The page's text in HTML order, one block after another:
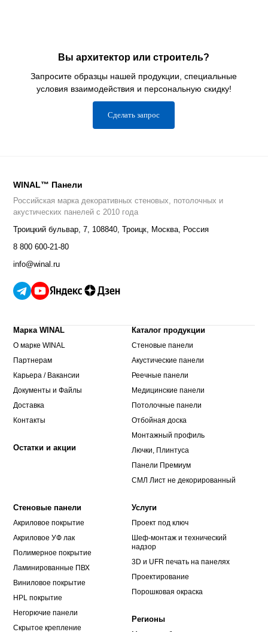
Вы архитектор или строитель?
Запросите образцы нашей продукции, специальные
условия взаимодействия и персональную скидку!
Сделать запрос
WINAL™ Панели
Российская марка декоративных стеновых, потолочных и
акустических панелей с 2010 года
Троицкий бульвар, 7 108840 ,Троицк, Москва, Россия
8 800 600-21-80
info@winal.ru
Марка WINAL
О марке WINAL
Партнерам
Карьера / Вакансии
Документы и Файлы
Доставка
Контакты
Остатки и акции
Каталог продукции
Стеновые панели
Акустические панели
Реечные панели
Медицинские панели
Потолочные панели
Отбойная доска
Монтажный профиль
Лючки, Плинтуса
Панели Премиум
СМЛ Лист не декорированный
Стеновые панели
Акриловое покрытие
Акриловое УФ лак
Полимерное покрытие
Ламинированные ПВХ
Виниловое покрытие
HPL покрытие
Негорючие панели
Скрытое крепление
Услуги
Проект под ключ
Шеф-монтаж и технический
надзор
3D и UFR печать на панелях
Проектирование
Порошковая окраска
Регионы